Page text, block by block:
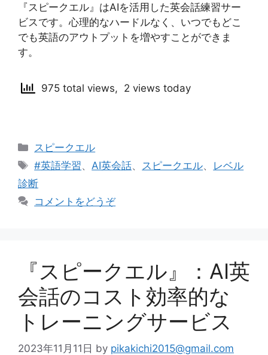
『スピークエル』はAIを活用した英会話練習サー
ビスです。心理的なハードルなく、いつでもどこ
でも英語のアウトプットを増やすことができま
す。
975 total views, 2 views today
カ
テ
リ
ー
スピークエル
タ
グ
#英語学習、AI英会話、 スピークエル、 レベル
診断
コメントをどうぞ
『スピークエル』：AI英
会話のコスト効率的な
トレーニングサービス
2023年11月11日 by pikakichi2015@gmail.com